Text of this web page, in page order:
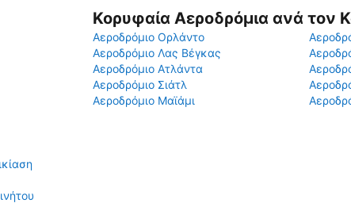
Κορυφαία Αεροδρόμια ανά τον
Αεροδρόμιο Ορλάντο
Αεροδρόμιο Λας Βέγκας
Αεροδρόμιο Ατλάντα
Αεροδρόμιο Σιάτλ
Αεροδρόμιο Μαϊάμι